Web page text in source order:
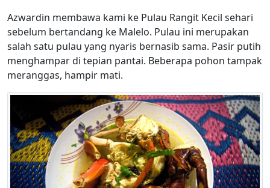
Azwardin membawa kami ke Pulau Rangit Kecil sehari
sebelum bertandang ke Malelo. Pulau ini merupakan
salah satu pulau yang nyaris bernasib sama. Pasir putih
menghampar di tepian pantai. Beberapa pohon tampak
meranggas, hampir mati.